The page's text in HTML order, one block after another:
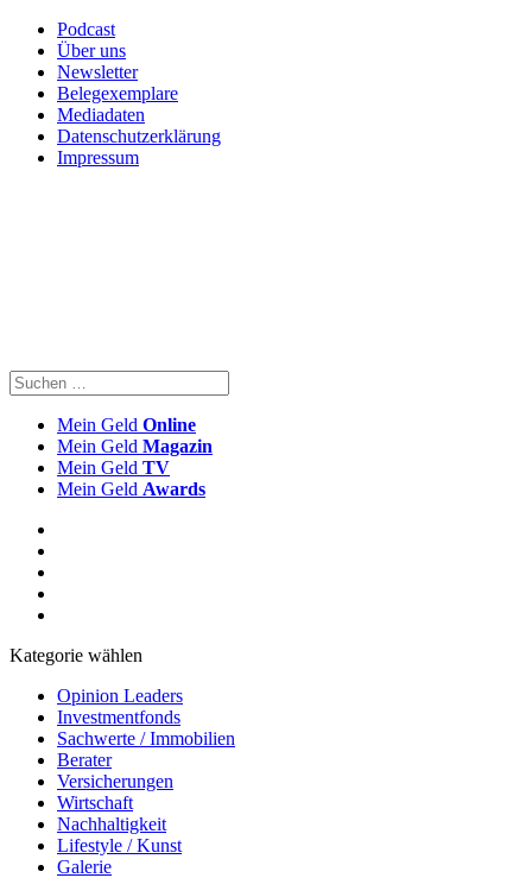
Podcast
Über uns
Newsletter
Belegexemplare
Mediadaten
Datenschutzerklärung
Impressum
Mein Geld Online
Mein Geld Magazin
Mein Geld TV
Mein Geld Awards
Kategorie wählen
Opinion Leaders
Investmentfonds
Sachwerte / Immobilien
Berater
Versicherungen
Wirtschaft
Nachhaltigkeit
Lifestyle / Kunst
Galerie